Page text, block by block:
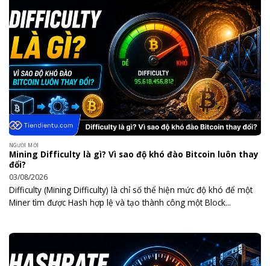
NGƯỜI MỚI
Mining Difficulty là gì? Vì sao độ khó đào Bitcoin luôn thay
đổi?
03/08/2026
Difficulty (Mining Difficulty) là chỉ số thể hiện mức độ khó để một
Miner tìm được Hash hợp lệ và tạo thành công một Block...